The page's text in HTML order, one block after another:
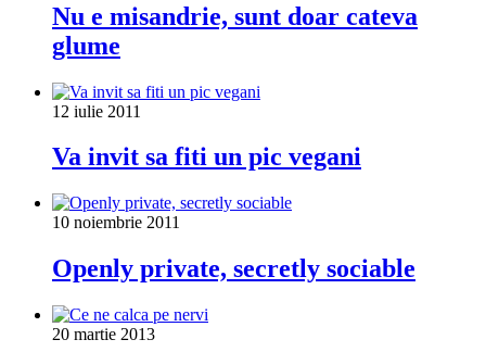
Nu e misandrie, sunt doar cateva
glume
12 iulie 2011
Va invit sa fiti un pic vegani
10 noiembrie 2011
Openly private, secretly sociable
20 martie 2013